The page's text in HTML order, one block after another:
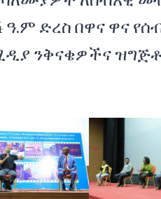
ዓ.ም ድረስ በዋና ዋና
ንቅናቄዎችና